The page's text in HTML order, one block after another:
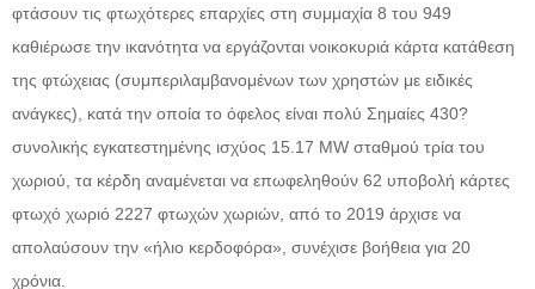
φτάσουν τις φτωχότερες επαρχίες στη συμμαχία 8 του 949
καθιέρωσε την ικανότητα να εργάζονται νοικοκυριά κάρτα κατάθεση
της φτώχειας (συμπεριλαμβανομένων των χρηστών με ειδικές
ανάγκες), κατά την οποία το όφελος είναι πολύ Σημαίες 430?
συνολικής εγκατεστημένης ισχύος 15.17 MW σταθμού τρία του
χωριού, τα κέρδη αναμένεται να επωφεληθούν 62 υποβολή κάρτες
φτωχό χωριό 2227 φτωχών χωριών, από το 2019 άρχισε να
απολαύσουν την «ήλιο κερδοφόρα», συνέχισε βοήθεια για 20
χρόνια.